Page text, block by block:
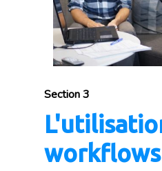
Section 3
workflows